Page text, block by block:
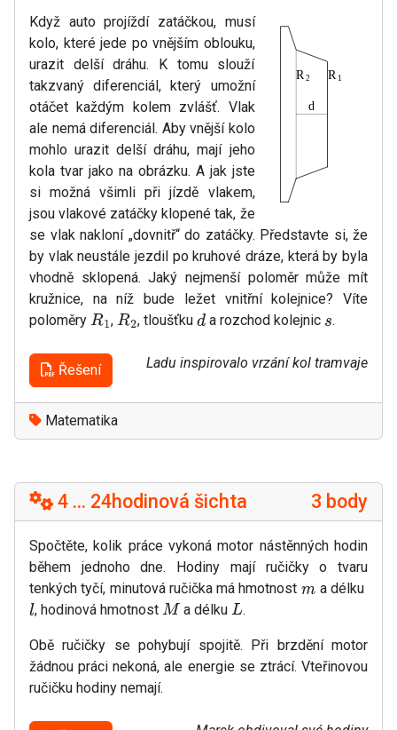
Když auto projíždí zatáčkou, musí
kolo, které jede po vnějším oblouku,
urazit delší dráhu. K tomu slouží
takzvaný diferenciál, který umožní
otáčet každým kolem zvlášť. Vlak
ale nemá diferenciál. Aby vnější kolo
mohlo urazit delší dráhu, mají jeho
kola tvar jako na obrázku. A jak jste
si možná všimli při jízdě vlakem,
jsou vlakové zatáčky klopené tak, že
se vlak nakloní „dovnitř“ do zatáčky. Představte si, že
by vlak neustále jezdil po kruhové dráze, která by byla
vhodně sklopená. Jaký nejmenší poloměr může mít
kružnice, na níž bude ležet vnitřní kolejnice? Víte
poloměry R1 , R2 , tloušťku da rozchod kolejnic s.
Řešení Ladu inspirovalo vrzání kol tramvaje
Matematika
4 ... 24hodinová šichta 3 body
Spočtěte, kolik práce vykoná motor nástěnných hodin
během jednoho dne. Hodiny mají ručičky o tvaru
tenkých tyčí, minutová ručička má hmotnost m a délku
l, hodinová hmotnost M a délku L .
Obě ručičky se pohybují spojitě. Při brzdění motor
žádnou práci nekoná, ale energie se ztrácí. Vteřinovou
ručičku hodiny nemají.